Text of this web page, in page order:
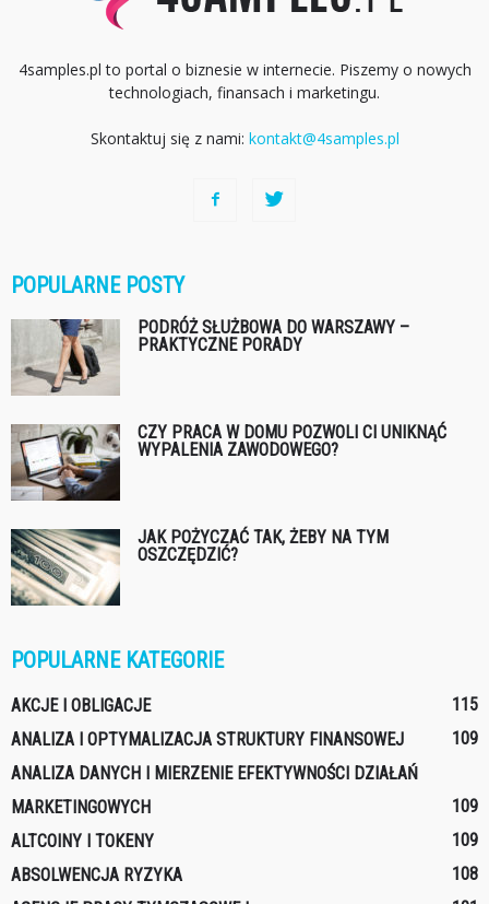
4samples.pl to portal o biznesie w internecie. Piszemy o nowych
technologiach, finansach i marketingu.
Skontaktuj się z nami: kontakt@4samples.pl
POPULARNE POSTY
PODRÓŻ SŁUŻBOWA DO WARSZAWY –
PRAKTYCZNE PORADY
CZY PRACA W DOMU POZWOLI CI UNIKNĄĆ
WYPALENIA ZAWODOWEGO?
JAK POŻYCZAĆ TAK, ŻEBY NA TYM
OSZCZĘDZIĆ?
POPULARNE KATEGORIE
AKCJE I OBLIGACJE
115
ANALIZA I OPTYMALIZACJA STRUKTURY FINANSOWEJ
109
ANALIZA DANYCH I MIERZENIE EFEKTYWNOŚCI DZIAŁAŃ
MARKETINGOWYCH
109
ALTCOINY I TOKENY
109
ABSOLWENCJA RYZYKA
108